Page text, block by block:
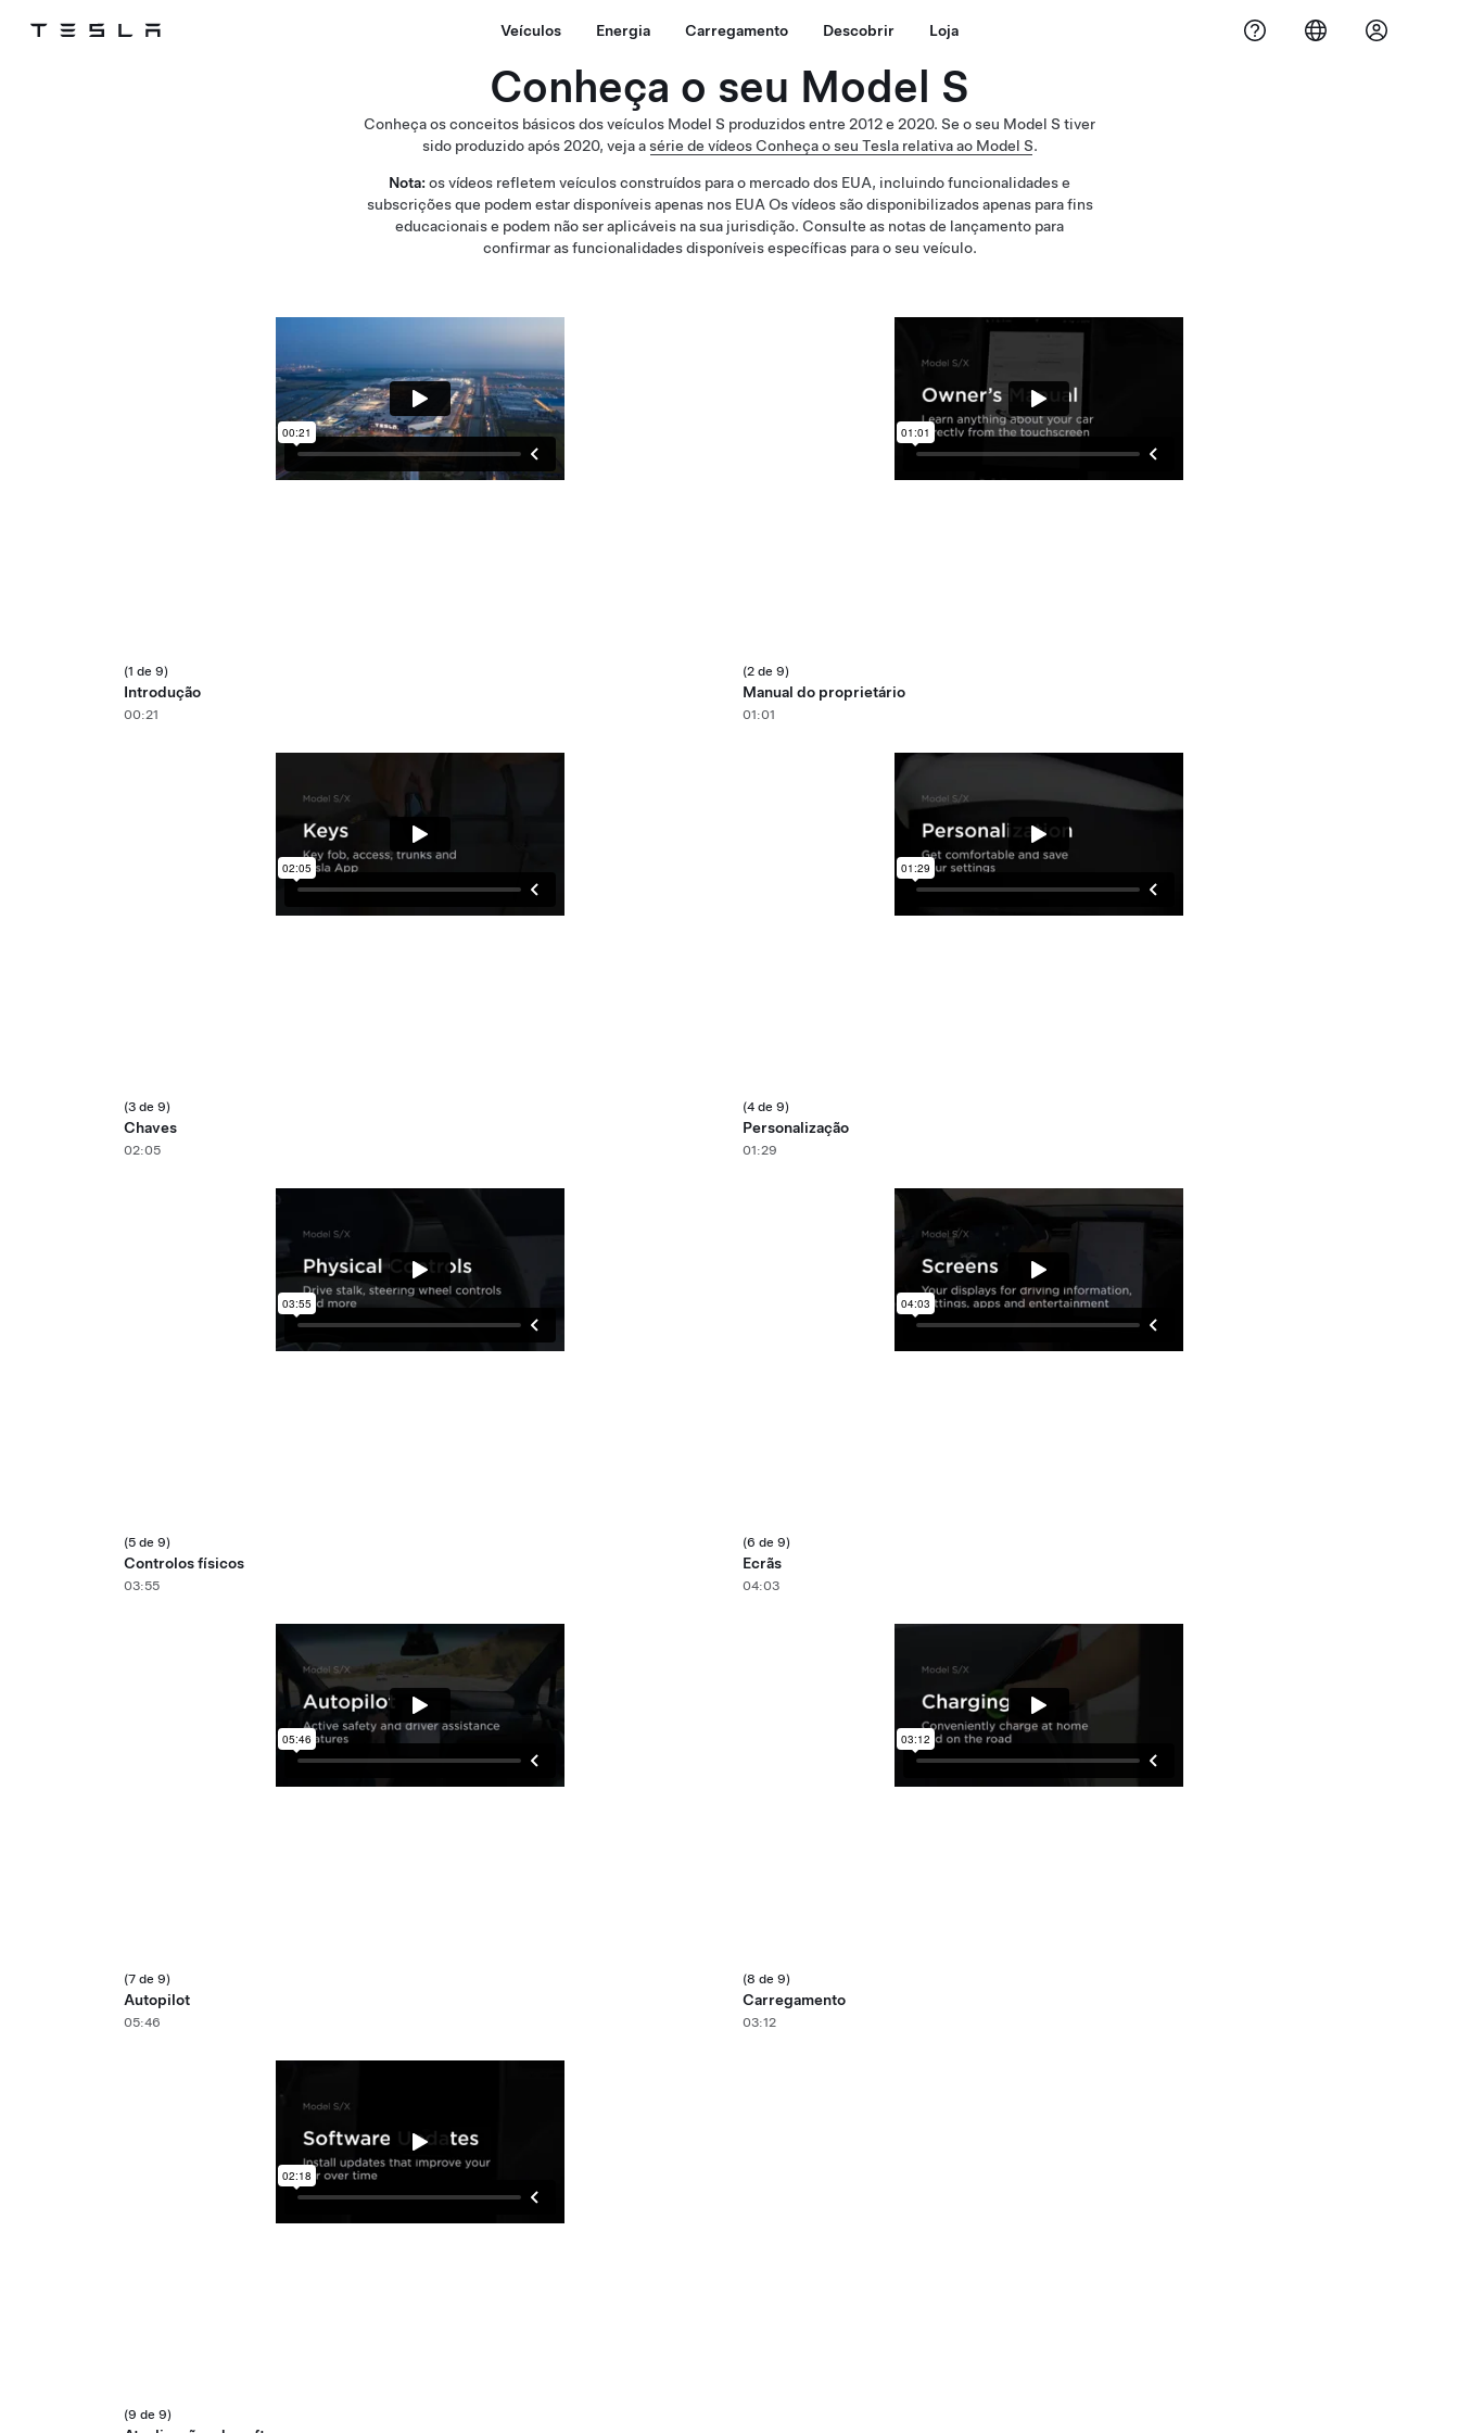
Tesla Veículos Energia Carregamento Descobrir Loja
Conheça o seu Model S
Conheça os conceitos básicos dos veículos Model S produzidos entre 2012 e 2020. Se o seu Model S tiver
sido produzido após 2020, veja asérie de vídeos Conheça o seu Tesla relativa ao Model S.
Nota: os vídeos refletem veículos construídos para o mercado dos EUA, incluindo funcionalidades e
subscrições que podem estar disponíveis apenas nos EUA Os vídeos são disponibilizados apenas para fins
educacionais e podem não ser aplicáveis na sua jurisdição. Consulte as notas de lançamento para
confirmar as funcionalidades disponíveis específicas para o seu veículo.
(1 de 9)
Introdução
00:21
(2 de 9)
Manual do proprietário
01:01
(3 de 9)
Chaves
02:05
(4 de 9)
Personalização
01:29
(5 de 9)
Controlos físicos
03:55
(6 de 9)
Ecrãs
04:03
(7 de 9)
Autopilot
05:46
(8 de 9)
Carregamento
03:12
(9 de 9)